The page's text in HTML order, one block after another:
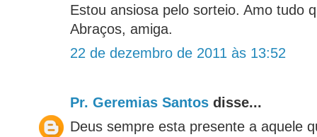
Estou ansiosa pelo sorteio. Amo tudo
Abraços, amiga.
22 de dezembro de 2011 às 13:52
Pr. Geremias Santos disse...
Deus sempre esta presente a aquele